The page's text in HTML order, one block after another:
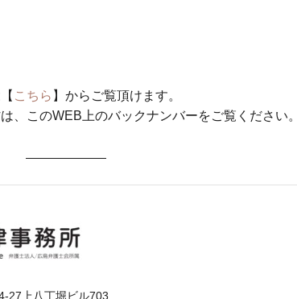
こちら 】からご覧頂けます。
、このWEB上のバックナンバーをご覧ください。
27上八丁堀ビル703